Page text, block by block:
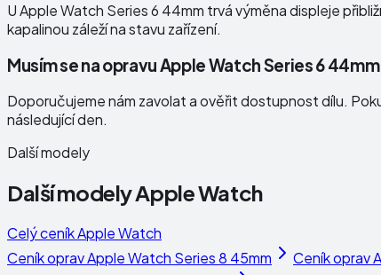
U Apple Watch Series 6 44mm trvá výměna displeje
kapalinou záleží na stavu zařízení.
Musím se na opravu Apple Watch Series 6
Doporučujeme nám zavolat a ověřit dostupnost dílu.
následující den.
Další modely
Další modelyApple Watch
Celý ceníkApple Watch
Ceník opravApple Watch Series 8 45mm Ceník oprav